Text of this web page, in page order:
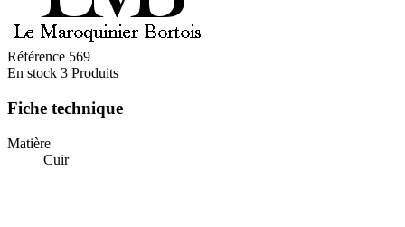
Référence 569
En stock 3 Produits
Fiche technique
Matière
Cuir